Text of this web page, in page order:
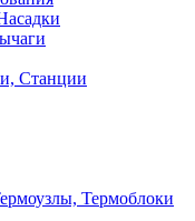
Станции
Термоблоки